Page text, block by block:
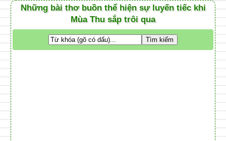
Những bài thơ buồn thể hiện sự luyến tiếc khi
Mùa Thu sắp trôi qua